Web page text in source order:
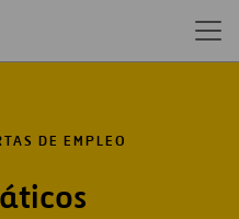
DE EMPLEO